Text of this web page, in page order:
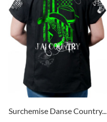
Surchemise Danse Country...